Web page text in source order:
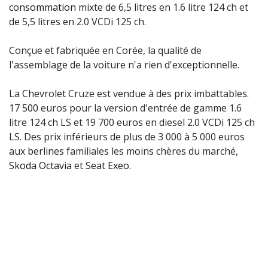
consommation mixte de 6,5 litres en 1.6 litre 124 ch et
de 5,5 litres en 2.0 VCDi 125 ch.
Conçue et fabriquée en Corée, la qualité de
l'assemblage de la voiture n'a rien d'exceptionnelle.
La Chevrolet Cruze est vendue à des prix imbattables.
17500 euros pour la version d'entrée de gamme 1.6
litre 124 ch LS et 19 700 euros en diesel 2.0 VCDi 125 ch
LS. Des prix inférieurs de plus de 3 000 à 5 000 euros
aux berlines familiales les moins chères du marché,
Skoda Octavia etSeat Exeo.